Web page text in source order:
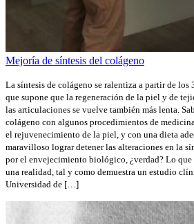
Mejoría de síntesis del colágeno
La síntesis de colágeno se ralentiza a partir de los
que supone que la regeneración de la piel y de
las articulaciones se vuelve también más lenta.
colágeno con algunos procedimientos de
el rejuvenecimiento de la piel, y con una dieta
maravilloso lograr detener las alteraciones en la
por el envejecimiento biológico, ¿verdad? Lo que
una realidad, tal y como demuestra un estudio
Universidad de […]